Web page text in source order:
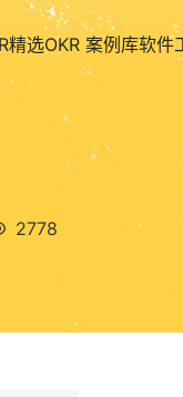
精选OKR 案例库软件
2778